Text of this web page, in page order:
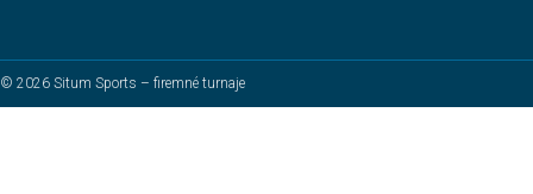
© 2026 Situm Sports – firemné turnaje